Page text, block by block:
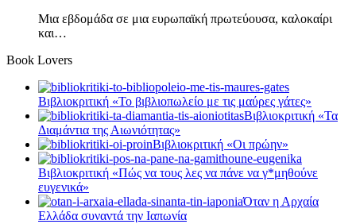
Μια εβδομάδα σε μια ευρωπαϊκή πρωτεύουσα, καλοκαίρι
και…
Book Lovers
Βιβλιοκριτική «Το βιβλιοπωλείο με τις μαύρες γάτες»
Βιβλιοκριτική «Τα
Διαμάντια της Αιωνιότητας»
Βιβλιοκριτική «Οι πρώην»
Βιβλιοκριτική «Πώς να τους λες να πάνε να γ*μηθούνε
ευγενικά»
Όταν η Αρχαία
Ελλάδα συναντά την Ιαπωνία